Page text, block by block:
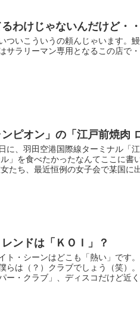
わけじゃないんだけど・・
ついこういうの頼んじゃいます。
サラリーマン専用となるこの店で・
ンピオン」の「江戸前焼肉
に、羽田空港国際線ターミナル「
」を食べたかったなんてここに書
たち、最近恒例の女子会で某国に
ンドは「ＫＯＩ」？
ト・シーンはどこも「熱い」です
らは（？）クラブでしょう（笑）
ー・クラブ」、ディスコだけど近